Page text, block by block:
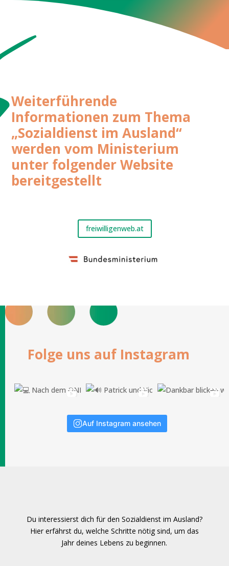
Weiterführende
Informationen zum Thema
„Sozialdienst im Ausland“
werden vom Ministerium
unter folgender Website
bereitgestellt
freiwilligenweb.at
Folge uns auf Instagram
Auf Instagram ansehen
Du interessierst dich für den Sozialdienst im Ausland?
Hier erfährst du, welche Schritte nötig sind, um das
Jahr deines Lebens zu beginnen.